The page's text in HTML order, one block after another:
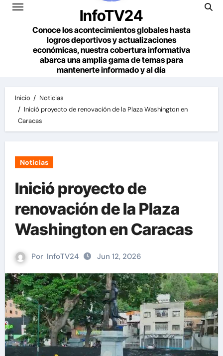
InfoTV24
Conoce los acontecimientos globales hasta
logros deportivos y actualizaciones
económicas, nuestra cobertura informativa
abarca una amplia gama de temas para
mantenerte informado y al día
Inicio
Noticias
Inició proyecto de renovación de la Plaza Washington en
Caracas
Noticias
Inició proyecto de
renovación de la Plaza
Washington en Caracas
Por InfoTV24 Jun 12, 2026